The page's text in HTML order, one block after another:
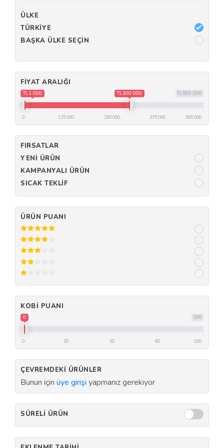
ÜLKE
TÜRKIYE
BAŞKA ÜLKE SEÇIN
FIYAT ARALIĞI
TL500 000
TL1 000 TL300 000
0 125 000 250 000 375 000 500 000
FIRSATLAR
YENI ÜRÜN
KAMPANYALI ÜRÜN
SICAK TEKLIF
ÜRÜN PUANI
KOBI PUANI
100
0
0 30 50 80 100
ÇEVREMDEKI ÜRÜNLER
Bunun için üye girişi yapmanız gerekiyor
SÜRELI ÜRÜN